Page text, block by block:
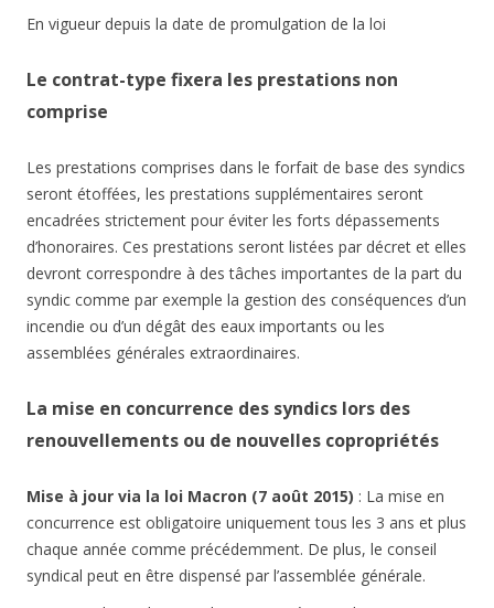
En vigueur depuis la date de promulgation de la loi
Le contrat-type fixera les prestations non
comprise
Les prestations comprises dans le forfait de base des syndics
seront étoffées, les prestations supplémentaires seront
encadrées strictement pour éviter les forts dépassements
d’honoraires. Ces prestations seront listées par décret et elles
devront correspondre à des tâches importantes de la part du
syndic comme par exemple la gestion des conséquences d’un
incendie ou d’un dégât des eaux importants ou les
assemblées générales extraordinaires.
La mise en concurrence des syndics lors des
renouvellements ou de nouvelles copropriétés
Mise à jour via la loi Macron (7 août 2015) : La mise en
concurrence est obligatoire uniquement tous les 3 ans et plus
chaque année comme précédemment. De plus, le conseil
syndical peut en être dispensé par l’assemblée générale.